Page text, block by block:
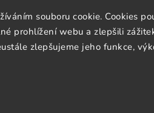
souboru cookie. Cookies
prohlížení webu a zlepšili
zlepšujeme jeho funkce,
300 ml